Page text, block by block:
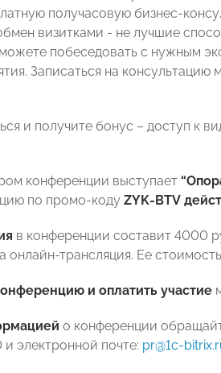
получасовую бизнес-
визитками - не лучшие
побеседовать с нужным
Записаться на
и получите бонус – доступ к
конференции выступает
по промо-коду ZYK-BTV
в конференции составит 4000
онлайн-трансляция. Ее
и оплатить участие
о конференции
электронной почте: pr@1c-